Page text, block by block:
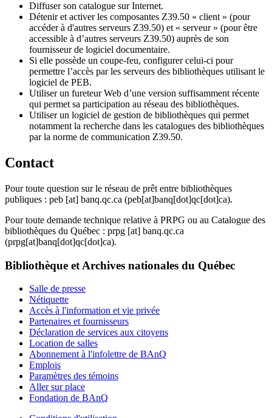
Diffuser son catalogue sur Internet.
Détenir et activer les composantes Z39.50 « client » (pour
accéder à d'autres serveurs Z39.50) et « serveur » (pour être
accessible à d’autres serveurs Z39.50) auprès de son
fournisseur de logiciel documentaire.
Si elle possède un coupe-feu, configurer celui-ci pour
permettre l’accès par les serveurs des bibliothèques utilisant le
logiciel de PEB.
Utiliser un fureteur Web d’une version suffisamment récente
qui permet sa participation au réseau des bibliothèques.
Utiliser un logiciel de gestion de bibliothèques qui permet
notamment la recherche dans les catalogues des bibliothèques
par la norme de communication Z39.50.
Contact
Pour toute question sur le réseau de prêt entre bibliothèques
publiques : peb [at] banq.qc.ca (peb[at]banq[dot]qc[dot]ca).
Pour toute demande technique relative à PRPG ou au Catalogue des
bibliothèques du Québec : prpg [at] banq.qc.ca
(prpg[at]banq[dot]qc[dot]ca).
Bibliothèque et Archives nationales du Québec
Salle de presse
Nétiquette
Accès à l'information et vie privée
Partenaires et fournisseurs
Déclaration de services aux citoyens
Location de salles
Abonnement à l'infolettre de BAnQ
Emplois
Paramètres des témoins
Aller sur place
Fondation de BAnQ